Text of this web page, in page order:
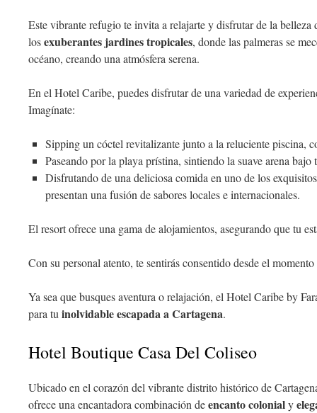
Este vibrante refugio te invita a relajarte y disfrutar de la belleza
losexuberantes jardines tropicales, donde las palmeras se
océano, creando una atmósfera serena.
En el Hotel Caribe, puedes disfrutar de una variedad de
Imagínate:
Sipping un cóctel revitalizante junto a la reluciente piscina,
Paseando por la playa prístina, sintiendo la suave arena bajo
Disfrutando de una deliciosa comida en uno de los
presentan una fusión de sabores locales e internacionales.
El resort ofrece una gama de alojamientos, asegurando que tu
Con su personal atento, te sentirás consentido desde el
Ya sea que busques aventura o relajación, el Hotel Caribe by
para tu inolvidable escapada a Cartagena.
Hotel Boutique Casa Del Coliseo
Ubicado en el corazón del vibrante distrito histórico de
ofrece una encantadora combinación deencanto colonialy